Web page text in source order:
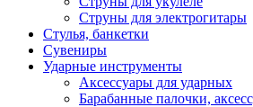
Струны для электрогитары
Стулья, банкетки
Сувениры
Ударные инструменты
Аксессуары для ударных
Барабанные палочки,